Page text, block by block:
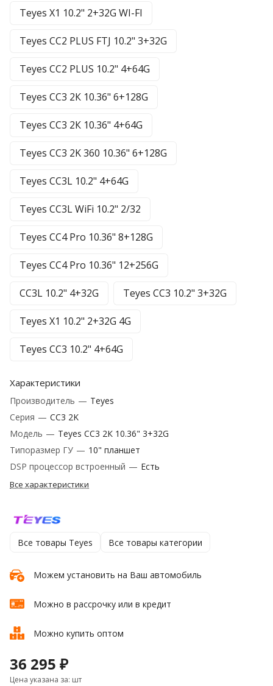
Teyes X1 10.2" 2+32G WI-FI
Teyes CC2 PLUS FTJ 10.2" 3+32G
Teyes CC2 PLUS 10.2" 4+64G
Teyes CC3 2К 10.36" 6+128G
Teyes CC3 2К 10.36" 4+64G
Teyes CC3 2K 360 10.36" 6+128G
Teyes CC3L 10.2" 4+64G
Teyes CC3L WiFi 10.2" 2/32
Teyes CC4 Pro 10.36" 8+128G
Teyes CC4 Pro 10.36" 12+256G
CC3L 10.2" 4+32G Teyes CC3 10.2" 3+32G
Teyes X1 10.2" 2+32G 4G
Teyes CC3 10.2" 4+64G
Характеристики
Производитель — Teyes
Серия — CC3 2K
Модель — Teyes CC3 2К 10.36" 3+32G
Типоразмер ГУ — 10" планшет
DSP процессор встроенный — Есть
Все характеристики
Все товары Teyes Все товары категории
Можем установить на Ваш автомобиль
Можно в рассрочку или в кредит
Можно купить оптом
36 295 ₽
Цена указана за: шт